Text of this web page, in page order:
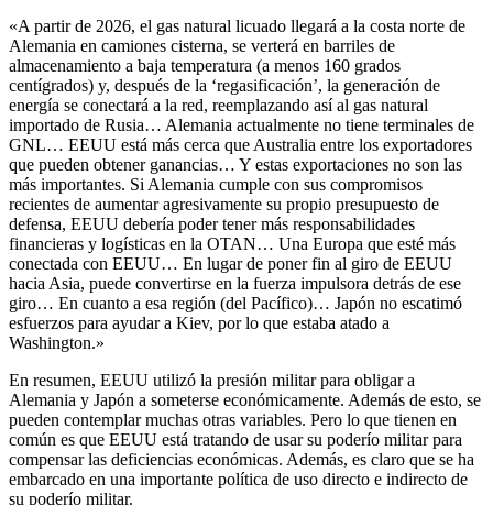
«A partir de 2026, el gas natural licuado llegará a la costa norte de
Alemania en camiones cisterna, se verterá en barriles de
almacenamiento a baja temperatura (a menos 160 grados
centígrados) y, después de la ‘regasificación’, la generación de
energía se conectará a la red, reemplazando así al gas natural
importado de Rusia… Alemania actualmente no tiene terminales de
GNL… EEUU está más cerca que Australia entre los exportadores
que pueden obtener ganancias… Y estas exportaciones no son las
más importantes. Si Alemania cumple con sus compromisos
recientes de aumentar agresivamente su propio presupuesto de
defensa, EEUU debería poder tener más responsabilidades
financieras y logísticas en la OTAN… Una Europa que esté más
conectada con EEUU… En lugar de poner fin al giro de EEUU
hacia Asia, puede convertirse en la fuerza impulsora detrás de ese
giro… En cuanto a esa región (del Pacífico)… Japón no escatimó
esfuerzos para ayudar a Kiev, por lo que estaba atado a
Washington.»
En resumen, EEUU utilizó la presión militar para obligar a
Alemania y Japón a someterse económicamente. Además de esto, se
pueden contemplar muchas otras variables. Pero lo que tienen en
común es que EEUU está tratando de usar su poderío militar para
compensar las deficiencias económicas. Además, es claro que se ha
embarcado en una importante política de uso directo e indirecto de
su poderío militar.